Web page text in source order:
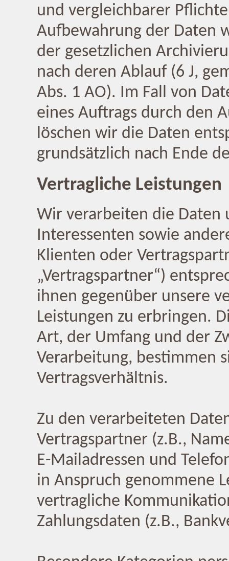
und vergleichbarer
Aufbewahrung der Daten
der gesetzlichen
nach deren Ablauf (6 J,
Abs. 1 AO). Im Fall von
eines Auftrags durch den
löschen wir die Daten
grundsätzlich nach Ende
Vertragliche Leistungen
Wir verarbeiten die Daten
Interessenten sowie
Klienten oder
„Vertragspartner“)
ihnen gegenüber unsere
Leistungen zu erbringen.
Art, der Umfang und der
Verarbeitung, bestimmen
Vertragsverhältnis.
Zu den verarbeiteten
Vertragspartner (z.B.,
E-Mailadressen und
in Anspruch genommene
vertragliche
Zahlungsdaten (z.B.,